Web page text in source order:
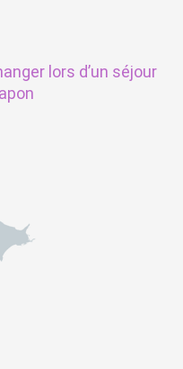
lors d’un séjour